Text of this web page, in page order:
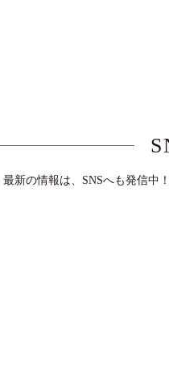
最新の情報は、SNSへも発信中